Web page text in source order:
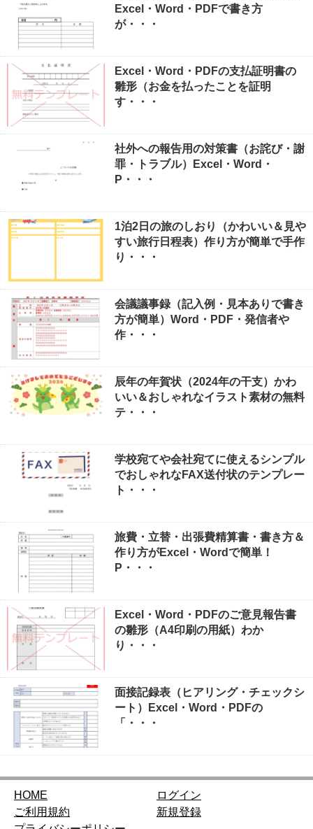
Excel・Word・PDFで書き方
が・・・
Excel・Word・PDFの支払証明書の
雛形（お金を払ったことを証明
す・・・
社外への報告用の対策書（お詫び・謝
罪・トラブル）Excel・Word・
P・・・
1泊2日の旅のしおり（かわいい＆見や
すい旅行日程表）作り方が簡単で手作
り・・・
会議議事録（記入例・見本ありで書き
方が簡単）Word・PDF・発信者や
作・・・
辰年の年賀状（2024年の干支）かわ
いい＆おしゃれなイラスト素材の無料
テ・・・
学校宛てや会社宛てに使えるシンプル
でおしゃれなFAX送付状のテンプレー
ト・・・
旅費・立替・出張費精算書・書き方＆
作り方がExcel・Wordで簡単！
P・・・
Excel・Word・PDFのご意見報告書
の雛形（A4印刷の用紙）わか
り・・・
面接記録表（ヒアリング・チェックシ
ート）Excel・Word・PDFの
「・・・
HOME
ご利用規約
ログイン
新規登録